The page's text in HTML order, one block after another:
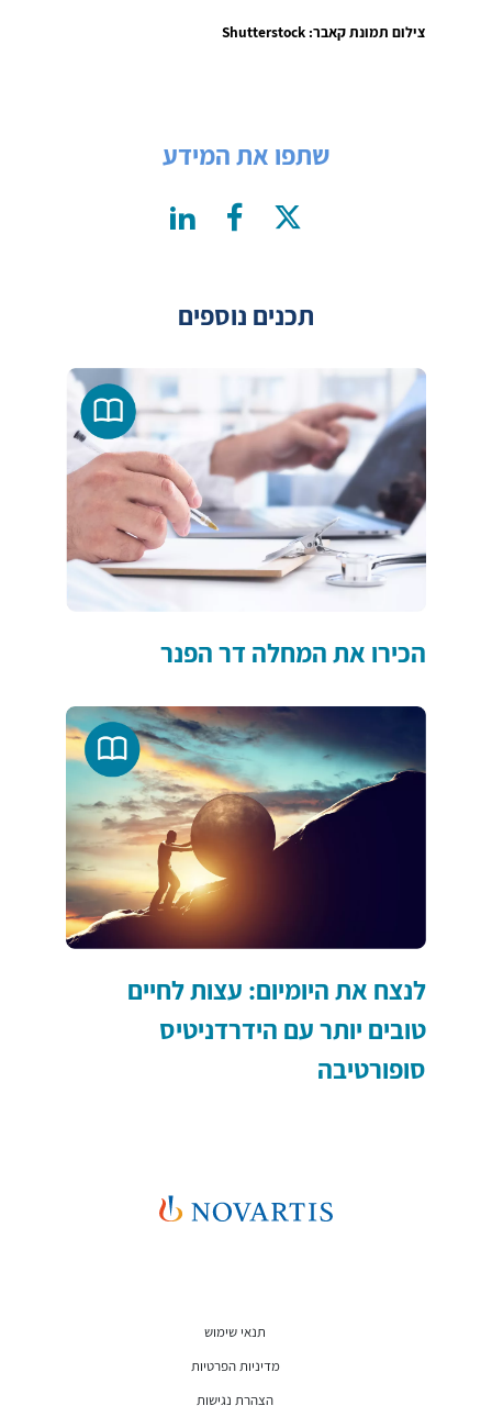
צילום תמונת קאבר: Shutterstock
שתפו את המידע
תכנים נוספים
הכירו את המחלה דר הפנר
לנצח את היומיום: עצות לחיים
טובים יותר עם הידרדניטיס
סופורטיבה
תנאי שימוש
מדיניות הפרטיות
הצהרת נגישות